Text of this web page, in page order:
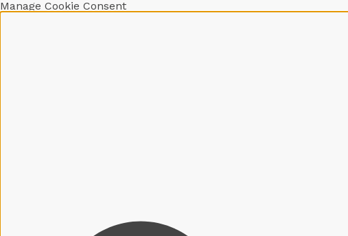
Manage Cookie Consent